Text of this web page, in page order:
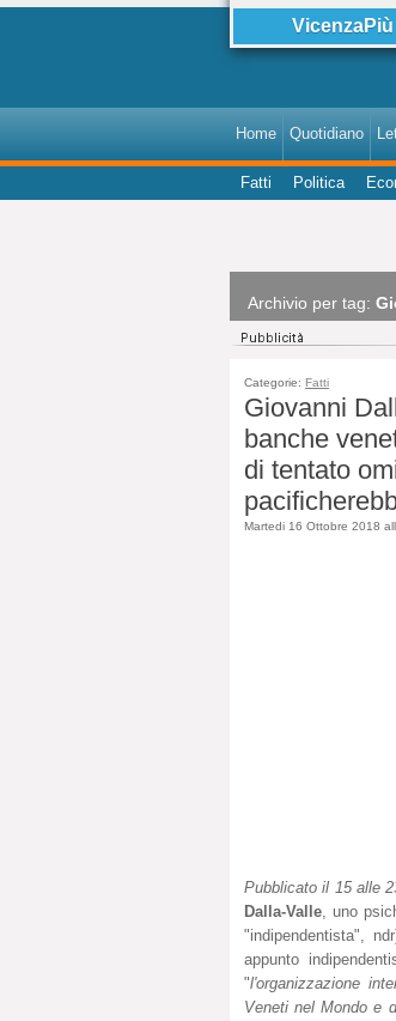
Home Quotidiano
Fatti Politica
Archivio per tag:
Categorie: Fatti
Giovanni
banche
di tentato
Martedi 16 Ottobre 2018
Pubblicato il 15 alle
Dalla-Valle, uno
"indipendentista",
appunto
"l'organizzazione
Veneti nel Mondo e